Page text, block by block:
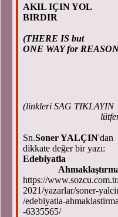
AKIL IÇIN YOL
BIRDIR
(THERE IS but
ONE WAY for
(linkleri SAG TIKLAYIN
Sn.Soner YALÇIN'dan
dikkate değer bir yazı:
Edebiyatla
https://
2021/yazarlar/soner-
/edebiyatla-ahmaklastirma
-6335565/